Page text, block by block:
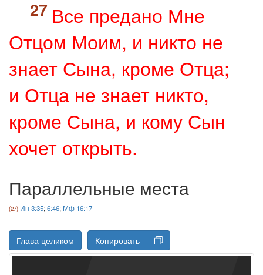
Все предано Мне
Отцом Моим, и никто не
знает Сына, кроме Отца;
и Отца не знает никто,
кроме Сына, и кому Сын
хочет открыть.
Параллельные места
Ин 3:35;6:46; Мф 16:17
Глава целиком Копировать